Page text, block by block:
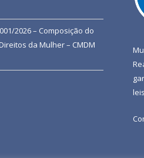
2026 – Composição do
da Mulher – CMDM